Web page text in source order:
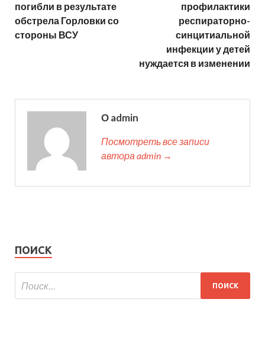
погибли в результате
обстрела Горловки со
стороны ВСУ
профилактики
респираторно-
синцитиальной
инфекции у детей
нуждается в изменении
О admin
Посмотреть все записи
автора admin →
ПОИСК